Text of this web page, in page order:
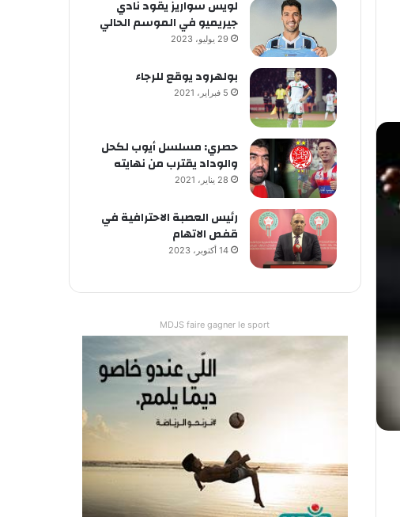
لويس سواريز يقود نادي
جيريميو في الموسم الحالي
29 يوليو، 2023
بولهرود يوقع للرجاء
5 فبراير، 2021
حصري: مسلسل أيوب لكحل
والوداد يقترب من نهايته
28 يناير، 2021
رئيس العصبة الاحترافية في
قفص الاتهام
14 أكتوبر، 2023
MDJS faire gagner le sport